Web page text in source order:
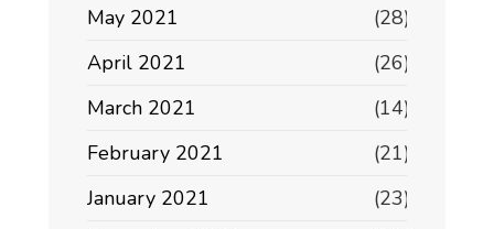
May 2021
(28)
April 2021
(26)
March 2021
(14)
February 2021
(21)
January 2021
(23)